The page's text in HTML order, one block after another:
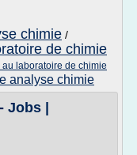
chimie /
de chimie
au laboratoire de chimie
analyse chimie
|